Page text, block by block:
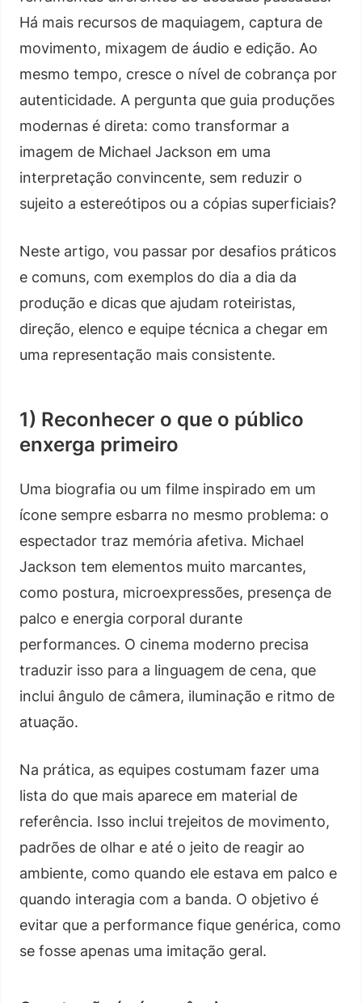
Há mais recursos de maquiagem, captura de
movimento, mixagem de áudio e edição. Ao
mesmo tempo, cresce o nível de cobrança por
autenticidade. A pergunta que guia produções
modernas é direta: como transformar a
imagem de Michael Jackson em uma
interpretação convincente, sem reduzir o
sujeito a estereótipos ou a cópias superficiais?
Neste artigo, vou passar por desafios práticos
e comuns, com exemplos do dia a dia da
produção e dicas que ajudam roteiristas,
direção, elenco e equipe técnica a chegar em
uma representação mais consistente.
1) Reconhecer o que o público
enxerga primeiro
Uma biografia ou um filme inspirado em um
ícone sempre esbarra no mesmo problema: o
espectador traz memória afetiva. Michael
Jackson tem elementos muito marcantes,
como postura, microexpressões, presença de
palco e energia corporal durante
performances. O cinema moderno precisa
traduzir isso para a linguagem de cena, que
inclui ângulo de câmera, iluminação e ritmo de
atuação.
Na prática, as equipes costumam fazer uma
lista do que mais aparece em material de
referência. Isso inclui trejeitos de movimento,
padrões de olhar e até o jeito de reagir ao
ambiente, como quando ele estava em palco e
quando interagia com a banda. O objetivo é
evitar que a performance fique genérica, como
se fosse apenas uma imitação geral.